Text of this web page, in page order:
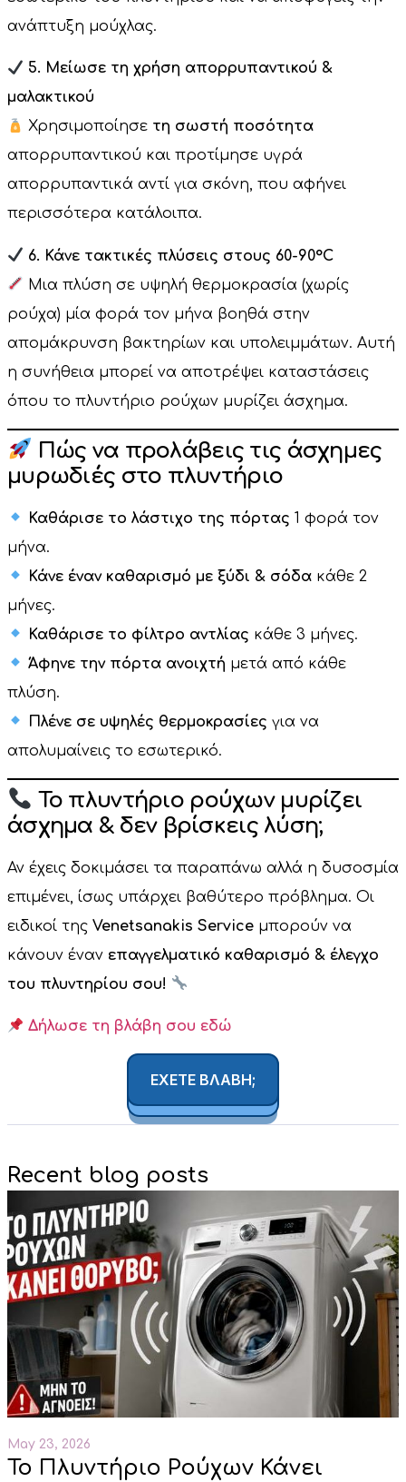
Recent blog posts
May 23, 2026
Το Πλυντήριο Ρούχων Κάνει
ανάπτυξη μούχλας.
5. Μείωσε τη χρήση απορρυπαντικού &
μαλακτικού
Χρησιμοποίησε τη σωστή ποσότητα
απορρυπαντικού και προτίμησε υγρά
απορρυπαντικά αντί για σκόνη, που αφήνει
περισσότερα κατάλοιπα.
6. Κάνε τακτικές πλύσεις στους 60-90°C
Μια πλύση σε υψηλή θερμοκρασία (χωρίς
ρούχα) μία φορά τον μήνα βοηθά στην
απομάκρυνση βακτηρίων και υπολειμμάτων. Αυτή
η συνήθεια μπορεί να αποτρέψει καταστάσεις
όπου το πλυντήριο ρούχων μυρίζει άσχημα.
Πώς να προλάβεις τις άσχημες
μυρωδιές στο πλυντήριο
Καθάρισε το λάστιχο της πόρτας 1 φορά τον
μήνα.
Κάνε έναν καθαρισμό με ξύδι & σόδα κάθε 2
μήνες.
Καθάρισε το φίλτρο αντλίας κάθε 3 μήνες.
Άφηνε την πόρτα ανοιχτή μετά από κάθε
πλύση.
Πλένε σε υψηλές θερμοκρασίες για να
απολυμαίνεις το εσωτερικό.
Το πλυντήριο ρούχων μυρίζει
άσχημα & δεν βρίσκεις λύση;
Αν έχεις δοκιμάσει τα παραπάνω αλλά η δυσοσμία
επιμένει, ίσως υπάρχει βαθύτερο πρόβλημα. Οι
ειδικοί της Venetsanakis Service μπορούν να
κάνουν έναν επαγγελματικό καθαρισμό & έλεγχο
του πλυντηρίου σου!
Δήλωσε τη βλάβη σου εδώ
ΕΧΕΤΕ ΒΛΑΒΗ;